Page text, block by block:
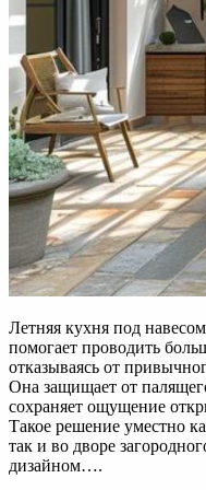
Летняя кухня под
помогает проводить
отказываясь от
Она защищает от
сохраняет ощущение
Такое решение уместно
так и во дворе
дизайном….